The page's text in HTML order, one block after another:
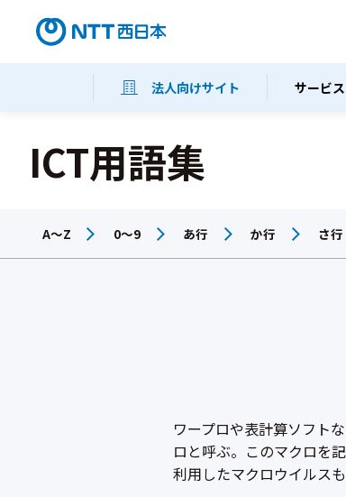
法人向けサイト サービス
ICT用語集
A～Z 0～9 あ行 か行 さ行
ワープロや表計算ソフト
ロと呼ぶ。このマクロを
利用したマクロウイルスも